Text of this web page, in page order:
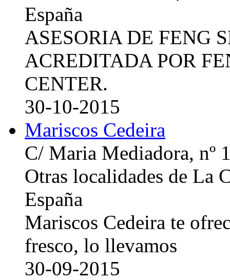
España
ASESORIA DE FENG
ACREDITADA POR
CENTER.
30-10-2015
Mariscos Cedeira
C/ Maria Mediadora, nº
Otras localidades de La
España
Mariscos Cedeira te
fresco, lo llevamos
30-09-2015